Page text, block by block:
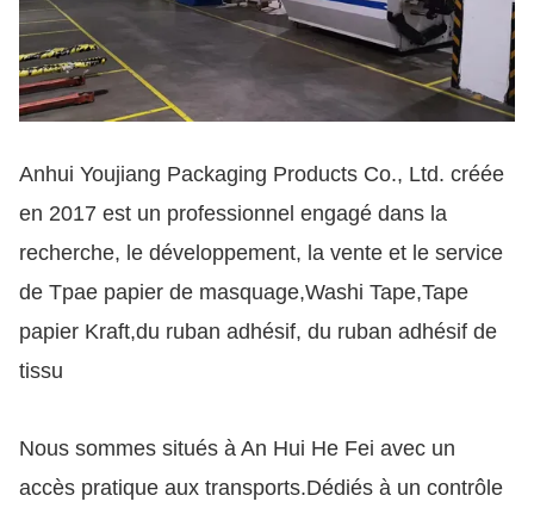
Anhui Youjiang Packaging Products Co., Ltd. créée
en 2017 est un professionnel engagé dans la
recherche, le développement, la vente et le service
de Tpae papier de masquage,Washi Tape,Tape
papier Kraft,du ruban adhésif, du ruban adhésif de
tissu
Nous sommes situés à An Hui He Fei avec un
accès pratique aux transports.Dédiés à un contrôle